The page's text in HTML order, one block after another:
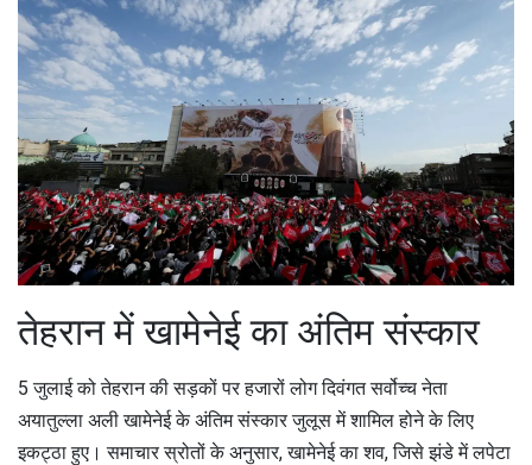
तेहरान में खामेनेई का अंतिम संस्कार
5 जुलाई को तेहरान की सड़कों पर हजारों लोग दिवंगत सर्वोच्च नेता
अयातुल्ला अली खामेनेई के अंतिम संस्कार जुलूस में शामिल होने के लिए
इकट्ठा हुए। समाचार स्रोतों के अनुसार, खामेनेई का शव, जिसे झंडे में लपेटा